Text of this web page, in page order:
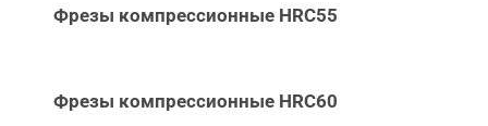
Фрезы компрессионные HRC55
Фрезы компрессионные HRC60